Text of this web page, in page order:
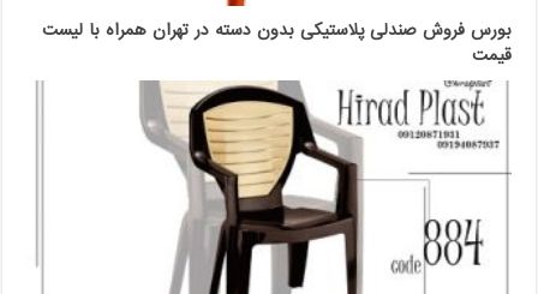
بورس فروش صندلی پلاستیکی بدون دسته در تهران همراه با لیست
قیمت